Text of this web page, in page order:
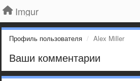
Imgur
Профиль пользователя Alex Miller
Ваши комментарии